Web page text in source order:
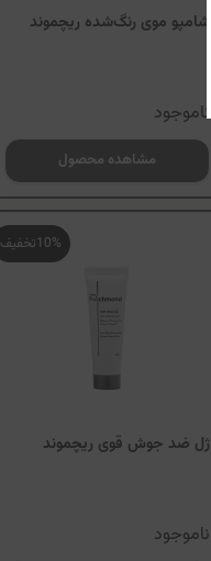
شامپو موی رنگ‌شده ریچموند
ناموجود
مشاهده محصول
10%تخفیف
ژل ضد جوش قوی ریچموند
ناموجود